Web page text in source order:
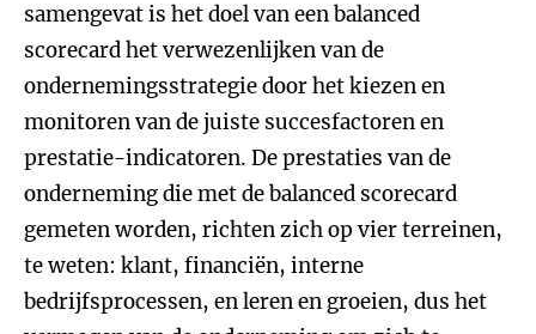
samengevat is het doel van een balanced
scorecard het verwezenlijken van de
ondernemingsstrategie door het kiezen en
monitoren van de juiste succesfactoren en
prestatie-indicatoren. De prestaties van de
onderneming die met de balanced scorecard
gemeten worden, richten zich op vier terreinen,
te weten: klant, financiën, interne
bedrijfsprocessen, en leren en groeien, dus het